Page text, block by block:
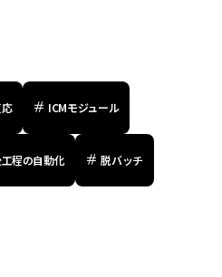
ICMモジュール
程の自動化 脱バッチ